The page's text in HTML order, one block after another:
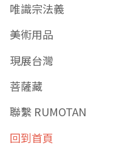
唯識宗法義
美術用品
現展台灣
菩薩藏
聯繫 RUMOTAN
回到首頁